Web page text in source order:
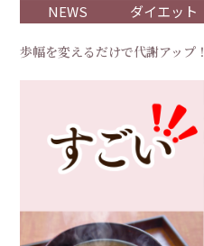
NEWS ダイエット
歩幅を変えるだけで代謝アップ！